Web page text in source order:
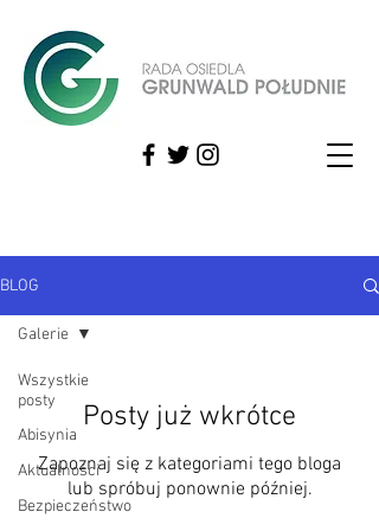
BLOG
Wszystkie
posty
Abisynia
Aktualności
Bezpieczeństwo
Galerie
Posty już wkrótce
Zapoznaj się z kategoriami tego bloga
lub spróbuj ponownie później.